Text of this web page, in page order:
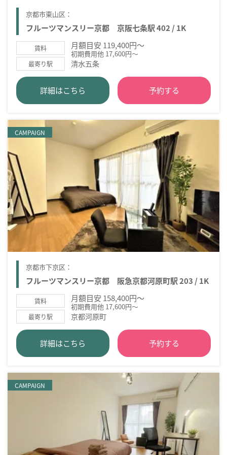
京都市東山区：
フルーツマンスリー京都 京阪七条駅 402 / 1K
賃料 月額目安 119,400円～
初期費用他 17,600円～
最寄り駅 清水五条
詳細はこちら 予約する
CAMPAIGN
京都市下京区：
フルーツマンスリー京都 阪急京都河原町駅 203 / 1K
賃料 月額目安 158,400円～
初期費用他 17,600円～
最寄り駅 京都河原町
詳細はこちら 予約する
CAMPAIGN